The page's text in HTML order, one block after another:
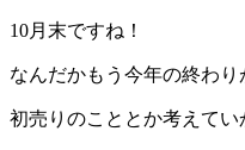
10月末ですね！
なんだかもう今年の終わり
初売りのこととか考えてい